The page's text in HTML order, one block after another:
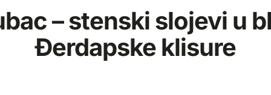
– stenski slojevi u
Đerdapske klisure